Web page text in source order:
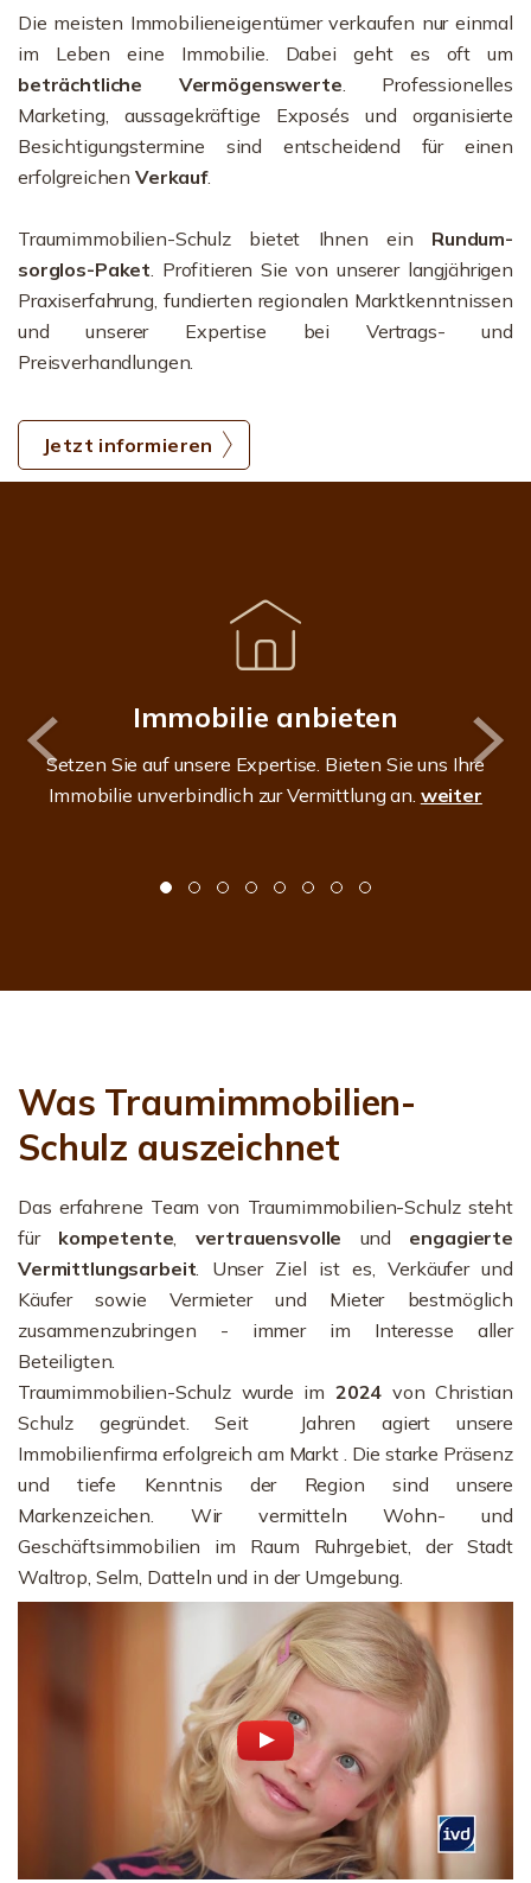
Die meisten Immobilieneigentümer verkaufen nur einmal
im Leben eine Immobilie. Dabei geht es oft um
beträchtliche Vermögenswerte. Professionelles
Marketing, aussagekräftige Exposés und organisierte
Besichtigungstermine sind entscheidend für einen
erfolgreichen Verkauf.
Traumimmobilien-Schulz bietet Ihnen ein Rundum-
sorglos-Paket. Profitieren Sie von unserer langjährigen
Praxiserfahrung, fundierten regionalen Marktkenntnissen
und unserer Expertise bei Vertrags- und
Preisverhandlungen.
Jetzt informieren
Immobilie anbieten
Setzen Sie auf unsere Expertise. Bieten Sie uns Ihre
Immobilie unverbindlich zur Vermittlung an. weiter
Was Traumimmobilien-
Schulz auszeichnet
Das erfahrene Team von Traumimmobilien-Schulz steht
für kompetente, vertrauensvolle und engagierte
Vermittlungsarbeit. Unser Ziel ist es, Verkäufer und
Käufer sowie Vermieter und Mieter bestmöglich
zusammenzubringen - immer im Interesse aller
Beteiligten.
Traumimmobilien-Schulz wurde im 2024von Christian
Schulz gegründet. Seit Jahren agiert unsere
Immobilienfirma erfolgreich am Markt . Die starke Präsenz
und tiefe Kenntnis der Region sind unsere
Markenzeichen. Wir vermitteln Wohn- und
Geschäftsimmobilien im Raum Ruhrgebiet, der Stadt
Waltrop, Selm, Datteln und in der Umgebung.